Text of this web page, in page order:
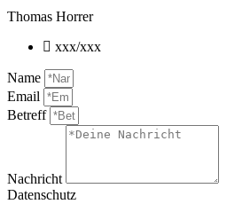
Thomas Horrer
xxx/xxx
Name
Email
Betreff
Nachricht
Datenschutz